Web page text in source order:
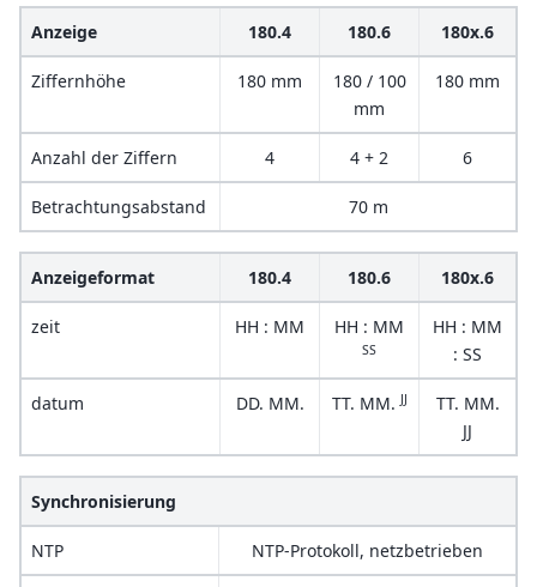
Anzeige 180.4 180.6 180x.6
Ziffernhöhe 180 mm
180 / 100
mm
180 mm
Anzahl der Ziffern 4 4 + 2 6
Betrachtungsabstand 70 m
Anzeigeformat 180.4 180.6 180x.6
zeit HH : MM HH : MM
SS
HH : MM
: SS
datum DD. MM. TT. MM.JJ
TT. MM.
JJ
Synchronisierung
NTP NTP-Protokoll, netzbetrieben